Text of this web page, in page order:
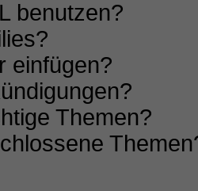
benutzen?
einfügen?
Themen?